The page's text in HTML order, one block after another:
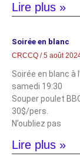
Lire plus »
Soirée en blanc
CRCCQ 5 août
Soirée en blanc à
samedi 19:30
Souper poulet
30$/pers.
N’oubliez pas
Lire plus »